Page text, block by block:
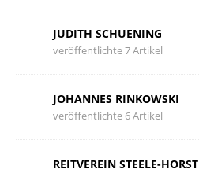
JUDITH SCHUENING
veröffentlichte 7 Artikel
JOHANNES RINKOWSKI
veröffentlichte 6 Artikel
REITVEREIN STEELE-HORST